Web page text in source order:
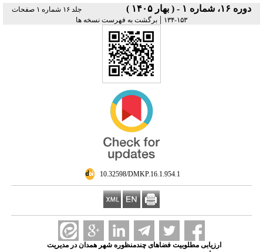
دوره ۱۶، شماره ۱ - ( بهار ۱۴۰۵ )
جلد ۱۶ شماره ۱ صفحات
۱۵۳-۱۳۴
| برگشت به فهرست نسخه ها
‎ 10.32598/DMKP.16.1.954.1
ارزیابی مطلوبیت فضاهای چندمنظوره شهر همدان در مدیریت